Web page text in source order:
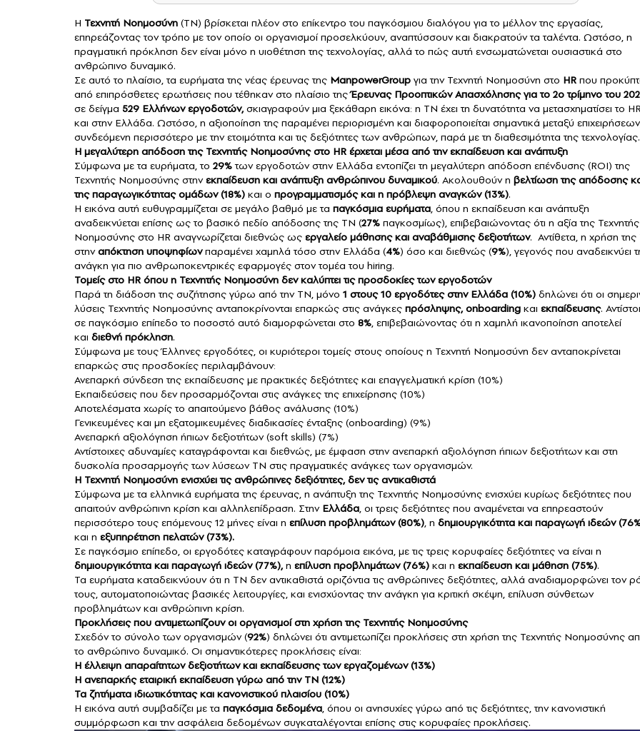
Η Τεχνητή Νοημοσύνη (ΤΝ) βρίσκεται πλέον στο επίκεντρο του παγκόσμιου διαλόγου για το μέλλον της εργασίας,
επηρεάζοντας τον τρόπο με τον οποίο οι οργανισμοί προσελκύουν, αναπτύσσουν και διακρατούν τα ταλέντα. Ωστόσο, η
πραγματική πρόκληση δεν είναι μόνο η υιοθέτηση της τεχνολογίας, αλλά το πώς αυτή ενσωματώνεται ουσιαστικά στο
ανθρώπινο δυναμικό.
Σε αυτό το πλαίσιο, τα ευρήματα της νέας έρευνας της ManpowerGroup για την Τεχνητή Νοημοσύνη στο HR που
από επιπρόσθετες ερωτήσεις που τέθηκαν στο πλαίσιο τηςΈρευνας ΠροοπτικώνΑπασχόλησηςγια το 2ο τρίμηνο του
σε δείγμα 529 Ελλήνων εργοδοτών,σκιαγραφούν μια ξεκάθαρη εικόνα: η ΤΝ έχει τη δυνατότητα να μετασχηματίσει το HR
και στην Ελλάδα. Ωστόσο, η αξιοποίηση της παραμένει περιορισμένη και διαφοροποιείται σημαντικά μεταξύ
συνδεόμενη περισσότερο με την ετοιμότητα και τις δεξιότητες των ανθρώπων, παρά με τη διαθεσιμότητα της τεχνολογίας.
Η μεγαλύτερη απόδοση της Τεχνητής Νοημοσύνης στο HR έρχεται μέσα από την εκπαίδευση και ανάπτυξη
Σύμφωνα με τα ευρήματα, το 29%των εργοδοτών στην Ελλάδα εντοπίζει τη μεγαλύτερη απόδοση επένδυσης (ROI) της
Τεχνητής Νοημοσύνης στηνεκπαίδευση και ανάπτυξη ανθρώπινου δυναμικού. Ακολουθούν η βελτίωση της απόδοσης
της παραγωγικότητας ομάδων (18%) και ο προγραμματισμός και η πρόβλεψη αναγκών (13%).
Η εικόνα αυτή ευθυγραμμίζεται σε μεγάλο βαθμό με τα παγκόσμια ευρήματα, όπου η εκπαίδευση και ανάπτυξη
αναδεικνύεται επίσης ως το βασικό πεδίο απόδοσης της ΤΝ (27% παγκοσμίως), επιβεβαιώνοντας ότι η αξία της Τεχνητής
Νοημοσύνης στο HR αναγνωρίζεται διεθνώς ως εργαλείο μάθησης και αναβάθμισης δεξιοτήτων. Αντίθετα, η χρήση
στηναπόκτηση υποψηφίωνπαραμένει χαμηλά τόσο στην Ελλάδα (4%) όσο και διεθνώς (9%), γεγονός που αναδεικνύει
ανάγκη για πιο ανθρωποκεντρικές εφαρμογές στον τομέα του hiring.
Τομείς στο HR όπου η Τεχνητής Νοημοσύνη δεν καλύπτει τις προσδοκίες των εργοδοτών
Παρά τη διάδοση της συζήτησης γύρω από την ΤΝ, μόνο 1 στους 10 εργοδότες στην Ελλάδα (10%) δηλώνει ότι οι
λύσεις Τεχνητής Νοημοσύνης ανταποκρίνονται επαρκώς στις ανάγκες πρόσληψης, onboarding και εκπαίδευσης.
σε παγκόσμιο επίπεδο το ποσοστό αυτό διαμορφώνεται στο 8%, επιβεβαιώνοντας ότι η χαμηλή ικανοποίηση αποτελεί
και διεθνή πρόκληση.
Σύμφωνα με τους Έλληνες εργοδότες, οι κυριότεροι τομείς στους οποίους η Τεχνητή Νοημοσύνη δεν ανταποκρίνεται
επαρκώς στις προσδοκίες περιλαμβάνουν:
Ανεπαρκή σύνδεση της εκπαίδευσης με πρακτικές δεξιότητες και επαγγελματική κρίση (10%)
Εκπαιδεύσεις που δεν προσαρμόζονται στις ανάγκες της επιχείρησης (10%)
Αποτελέσματα χωρίς το απαιτούμενο βάθος ανάλυσης (10%)
Γενικευμένες και μη εξατομικευμένες διαδικασίες ένταξης (onboarding) (9%)
Ανεπαρκή αξιολόγηση ήπιων δεξιοτήτων (soft skills) (7%)
Αντίστοιχες αδυναμίες καταγράφονται και διεθνώς, με έμφαση στην ανεπαρκή αξιολόγηση ήπιων δεξιοτήτων και στη
δυσκολία προσαρμογής των λύσεων ΤΝ στις πραγματικές ανάγκες των οργανισμών.
Η Τεχνητή Νοημοσύνη ενισχύει τις ανθρώπινες δεξιότητες, δεν τις αντικαθιστά
Σύμφωνα με τα ελληνικά ευρήματα της έρευνας, η ανάπτυξη της Τεχνητής Νοημοσύνης ενισχύει κυρίως δεξιότητες που
απαιτούν ανθρώπινη κρίση και αλληλεπίδραση. ΣτηνΕλλάδα, οι τρεις δεξιότητες που αναμένεται να επηρεαστούν
περισσότερο τους επόμενους 12 μήνες είναι η επίλυση προβλημάτων (80%), η δημιουργικότητα και παραγωγή ιδεών
και η εξυπηρέτηση πελατών (73%).
Σε παγκόσμιο επίπεδο, οι εργοδότες καταγράφουν παρόμοια εικόνα, με τις τρεις κορυφαίες δεξιότητες να είναι η
δημιουργικότητα και παραγωγή ιδεών (77%),η επίλυση προβλημάτων (76%) και η εκπαίδευση και μάθηση (75%).
Τα ευρήματα καταδεικνύουν ότι η ΤΝ δεν αντικαθιστά οριζόντια τις ανθρώπινες δεξιότητες, αλλά αναδιαμορφώνει τον
τους, αυτοματοποιώντας βασικές λειτουργίες, και ενισχύοντας την ανάγκη για κριτική σκέψη, επίλυση σύνθετων
προβλημάτων και ανθρώπινη κρίση.
Προκλήσεις που αντιμετωπίζουν οι οργανισμοί στη χρήση της Τεχνητής Νοημοσύνης
Σχεδόν το σύνολο των οργανισμών (92%) δηλώνει ότι αντιμετωπίζει προκλήσεις στη χρήση της Τεχνητής Νοημοσύνης
το ανθρώπινο δυναμικό. Οι σημαντικότερες προκλήσεις είναι:
Η έλλειψη απαραίτητων δεξιοτήτων και εκπαίδευσης των εργαζομένων (13%)
Η ανεπαρκής εταιρική εκπαίδευση γύρω από την ΤΝ (12%)
Τα ζητήματα ιδιωτικότητας και κανονιστικού πλαισίου (10%)
Η εικόνα αυτή συμβαδίζει με τα παγκόσμια δεδομένα, όπου οι ανησυχίες γύρω από τις δεξιότητες, την κανονιστική
συμμόρφωση και την ασφάλεια δεδομένων συγκαταλέγονται επίσης στις κορυφαίες προκλήσεις.